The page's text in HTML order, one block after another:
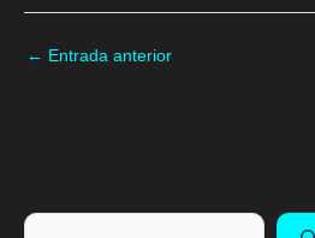
← Entrada anterior
Buscar